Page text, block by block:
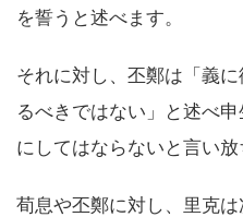
を誓うと述べます。
それに対し、丕鄭は「義
るべきではない」と述べ
にしてはならないと言い放
荀息や丕鄭に対し、里克は